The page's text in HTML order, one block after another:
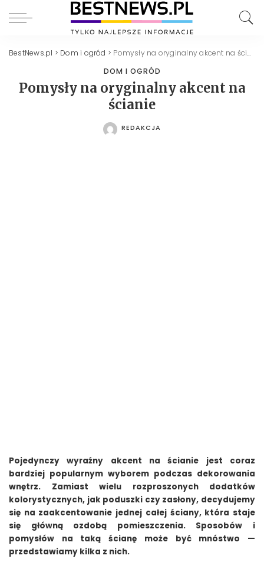
BestNews.pl > Dom i ogród > Pomysły na oryginalny akcent na ścianie
DOM I OGRÓD
Pomysły na oryginalny akcent na
ścianie
POSTED
REDAKCJA
Pojedynczy wyraźny akcent na ścianie jest coraz
bardziej popularnym wyborem podczas dekorowania
wnętrz. Zamiast wielu rozproszonych dodatków
kolorystycznych, jak poduszki czy zasłony, decydujemy
się na zaakcentowanie jednej całej ściany, która staje
się główną ozdobą pomieszczenia. Sposobów i
pomysłów na taką ścianę może być mnóstwo —
przedstawiamy kilka z nich.